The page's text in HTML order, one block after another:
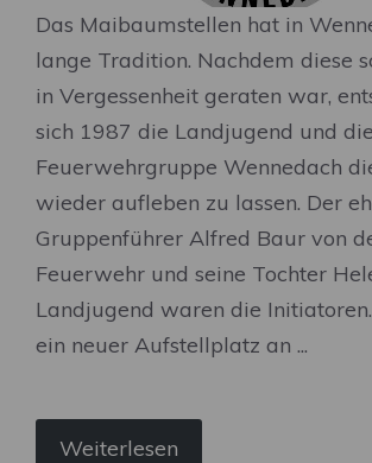
Das Maibaumstellen hat in
lange Tradition. Nachdem diese
in Vergessenheit geraten war,
sich 1987 die Landjugend und die
Feuerwehrgruppe Wennedach
wieder aufleben zu lassen. Der
Gruppenführer Alfred Baur von
Feuerwehr und seine Tochter
Landjugend waren die
ein neuer Aufstellplatz an ...
Weiterlesen